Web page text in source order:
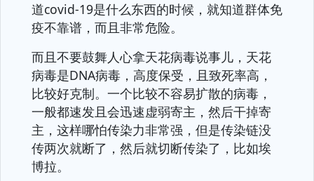
道covid-19是什么东西的时候，就知道群体免
疫不靠谱，而且非常危险。
而且不要鼓舞人心拿天花病毒说事儿，天花
病毒是DNA病毒，高度保受，且致死率高，
比较好克制。一个比较不容易扩散的病毒，
一般都速发且会迅速虚弱寄主，然后干掉寄
主，这样哪怕传染力非常强，但是传染链没
传两次就断了，然后就切断传染了，比如埃
博拉。